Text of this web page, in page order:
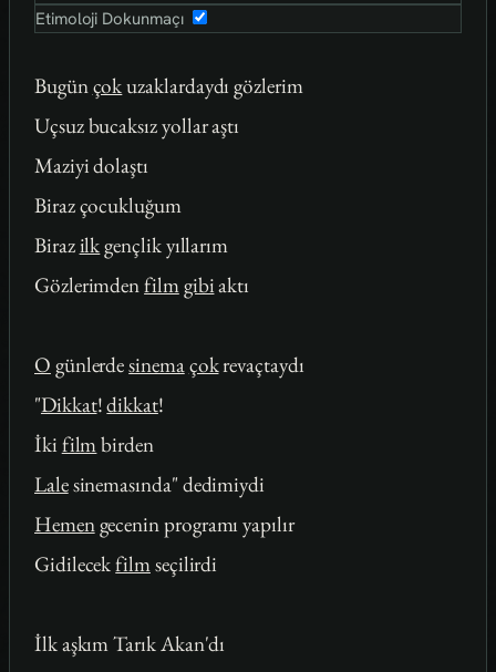
Etimoloji Dokunmaçı
Bugünçokuzaklardaydı gözlerim
Uçsuz bucaksız yollar aştı
Maziyi dolaştı
Biraz çocukluğum
Birazilkgençlik yıllarım
Gözlerimdenfilmgibiaktı
O günlerdesinemaçokrevaçtaydı
"Dikkat!dikkat!
İki filmbirden
Lalesinemasında" dedimiydi
Hemengecenin programı yapılır
Gidilecekfilmseçilirdi
İlk aşkım Tarık Akan'dı